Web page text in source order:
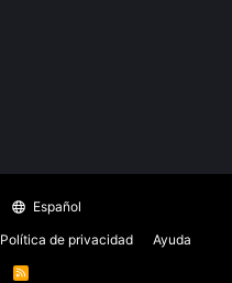
Español
Política de privacidad
Ayuda
R